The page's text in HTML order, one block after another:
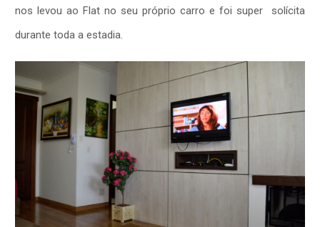
nos levou ao Flat no seu próprio carro e foi super solícita
durante toda a estadia.